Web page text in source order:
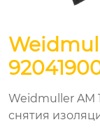
Weidmuller AM
снятия